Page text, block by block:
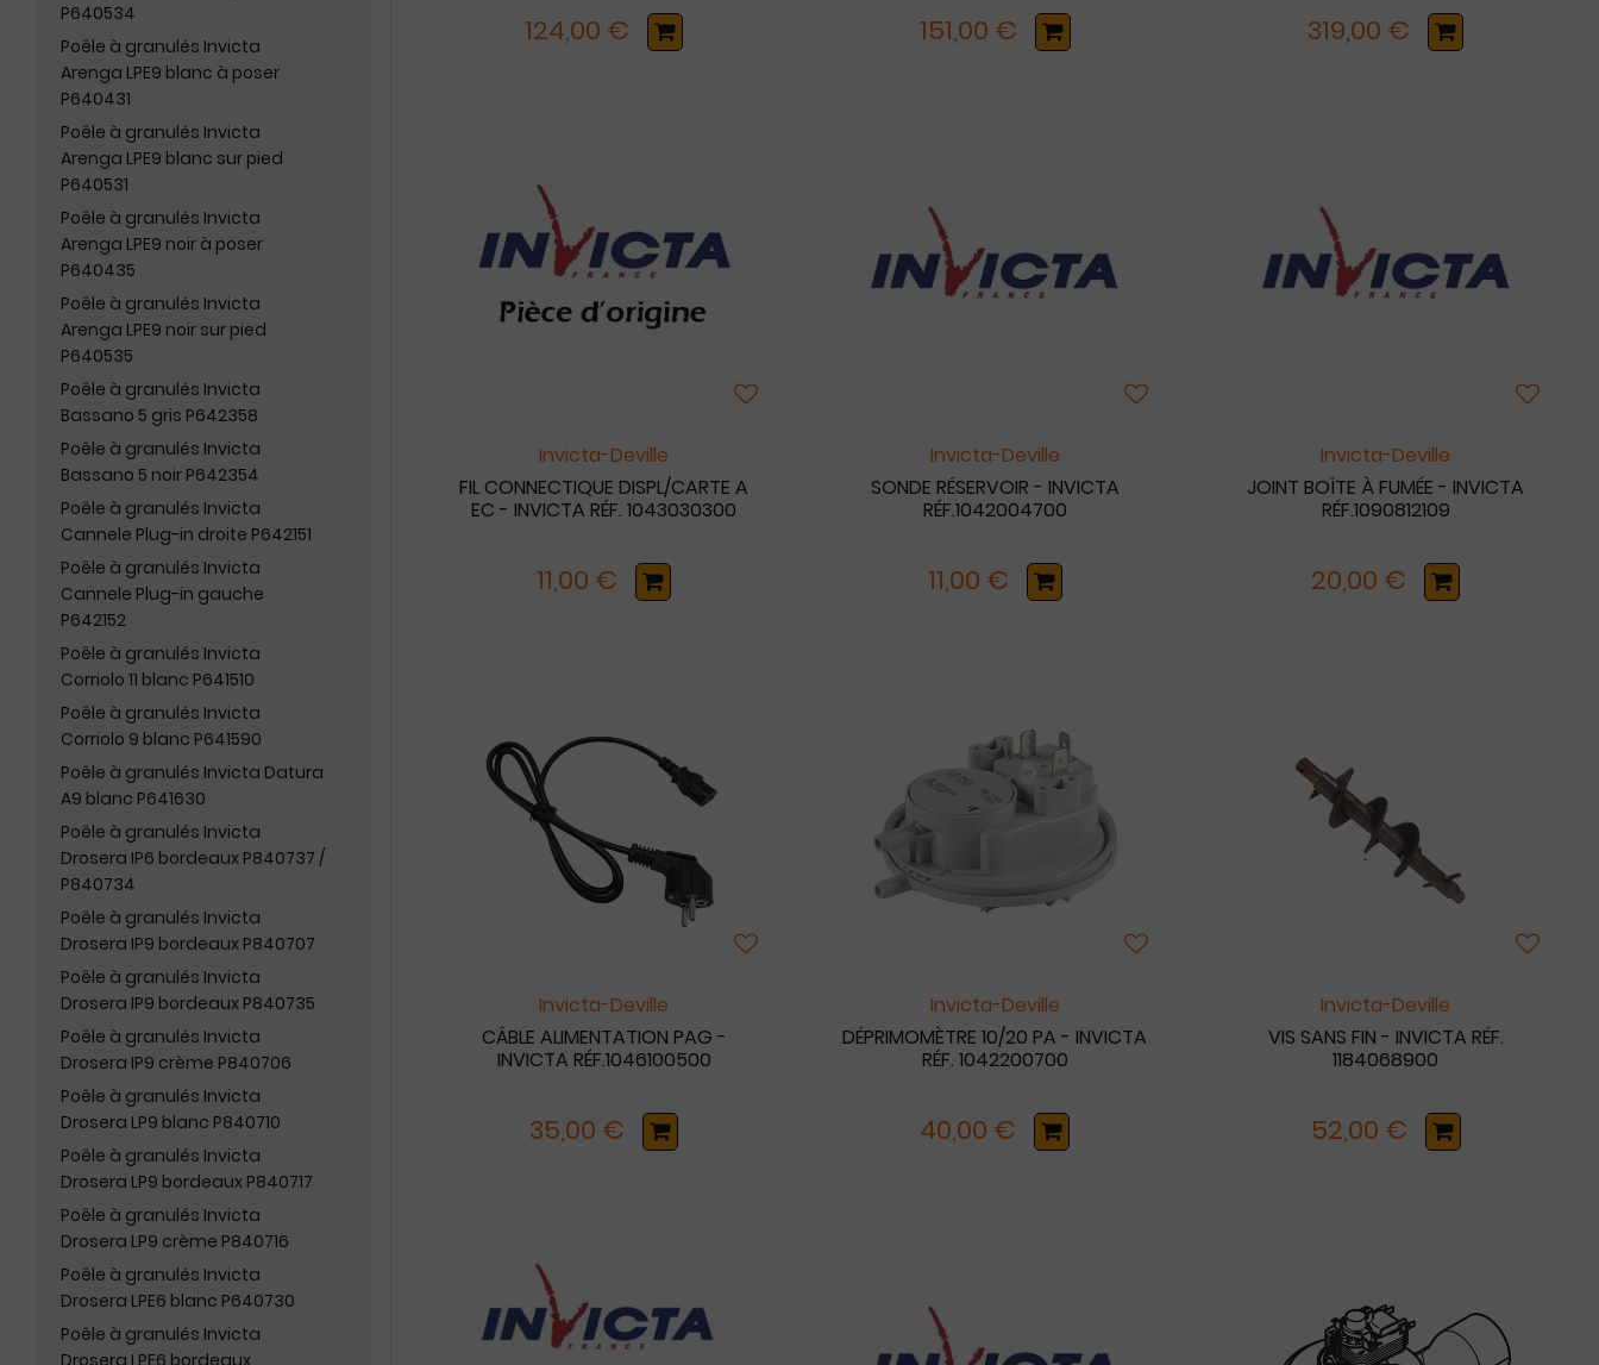
P640534
Poêle à granulés Invicta
Arenga LPE9 blanc à poser
P640431
Poêle à granulés Invicta
Arenga LPE9 blanc sur pied
P640531
Poêle à granulés Invicta
Arenga LPE9 noir à poser
P640435
Poêle à granulés Invicta
Arenga LPE9 noir sur pied
P640535
Poêle à granulés Invicta
Bassano 5 gris P642358
Poêle à granulés Invicta
Bassano 5 noir P642354
Poêle à granulés Invicta
Cannele Plug-in droite P642151
Poêle à granulés Invicta
Cannele Plug-in gauche
P642152
Poêle à granulés Invicta
Corriolo 11 blanc P641510
Poêle à granulés Invicta
Corriolo 9 blanc P641590
Poêle à granulés Invicta Datura
A9 blanc P641630
Poêle à granulés Invicta
Drosera IP6 bordeaux P840737 /
P840734
Poêle à granulés Invicta
Drosera IP9 bordeaux P840707
Poêle à granulés Invicta
Drosera IP9 bordeaux P840735
Poêle à granulés Invicta
Drosera IP9 crème P840706
Poêle à granulés Invicta
Drosera LP9 blanc P840710
Poêle à granulés Invicta
Drosera LP9 bordeaux P840717
Poêle à granulés Invicta
Drosera LP9 crème P840716
Poêle à granulés Invicta
Drosera LPE6 blanc P640730
Poêle à granulés Invicta
Drosera LPE6 bordeaux
124,00 € 151,00 € 319,00 €
Invicta-Deville
FIL CONNECTIQUE DISPL/CARTE A
EC - INVICTA RÉF. 1043030300
11,00 €
Invicta-Deville
SONDE RÉSERVOIR - INVICTA
RÉF.1042004700
11,00 €
Invicta-Deville
JOINT BOÎTE À FUMÉE - INVICTA
RÉF.1090812109
20,00 €
Invicta-Deville
CÂBLE ALIMENTATION PAG -
INVICTA RÉF.1046100500
35,00 €
Invicta-Deville
DÉPRIMOMÈTRE 10/20 PA - INVICTA
RÉF. 1042200700
40,00 €
Invicta-Deville
VIS SANS FIN - INVICTA RÉF.
1184068900
52,00 €